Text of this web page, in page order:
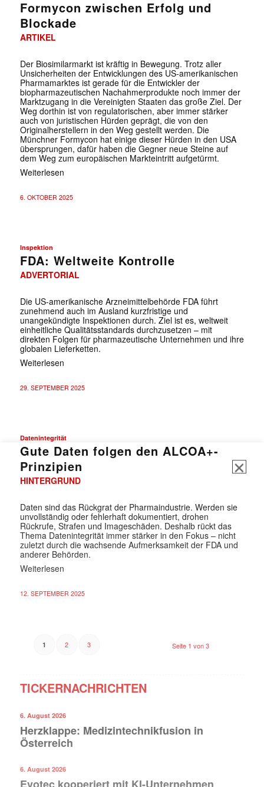
✕
Formycon zwischen Erfolg und
Blockade
ARTIKEL
Der Biosimilarmarkt ist kräftig in Bewegung. Trotz aller
Unsicherheiten der Entwicklungen des US-amerikanischen
Pharmamarktes ist gerade für die Entwickler der
biopharmazeutischen Nachahmerprodukte noch immer der
Marktzugang in die Vereinigten Staaten das große Ziel. Der
Weg dorthin ist von regulatorischen, aber immer stärker
auch von juristischen Hürden geprägt, die von den
Originalherstellern in den Weg gestellt werden. Die
Münchner Formycon hat einige dieser Hürden in den USA
übersprungen, dafür haben die Gegner neue Steine auf
dem Weg zum europäischen Markteintritt aufgetürmt.
Weiterlesen
6. OKTOBER 2025
Inspektion
FDA: Weltweite Kontrolle
ADVERTORIAL
Die US-amerikanische Arzneimittelbehörde FDA führt
zunehmend auch im Ausland kurzfristige und
unangekündigte Inspektionen durch. Ziel ist es, weltweit
einheitliche Qualitätsstandards durchzusetzen – mit
direkten Folgen für pharmazeutische Unternehmen und ihre
globalen Lieferketten.
Weiterlesen
29. SEPTEMBER 2025
Datenintegrität
Gute Daten folgen den ALCOA+-
Prinzipien
HINTERGRUND
Daten sind das Rückgrat der Pharmaindustrie. Werden sie
unvollständig oder fehlerhaft dokumentiert, drohen
Rückrufe, Strafen und Imageschäden. Deshalb rückt das
Thema Datenintegrität immer stärker in den Fokus – nicht
zuletzt durch die wachsende Aufmerksamkeit der FDA und
anderer Behörden.
Weiterlesen
12. SEPTEMBER 2025
Seite 1 von 3
1 2 3
TICKERNACHRICHTEN
6. August 2026
Herzklappe: Medizintechnikfusion in
Österreich
6. August 2026